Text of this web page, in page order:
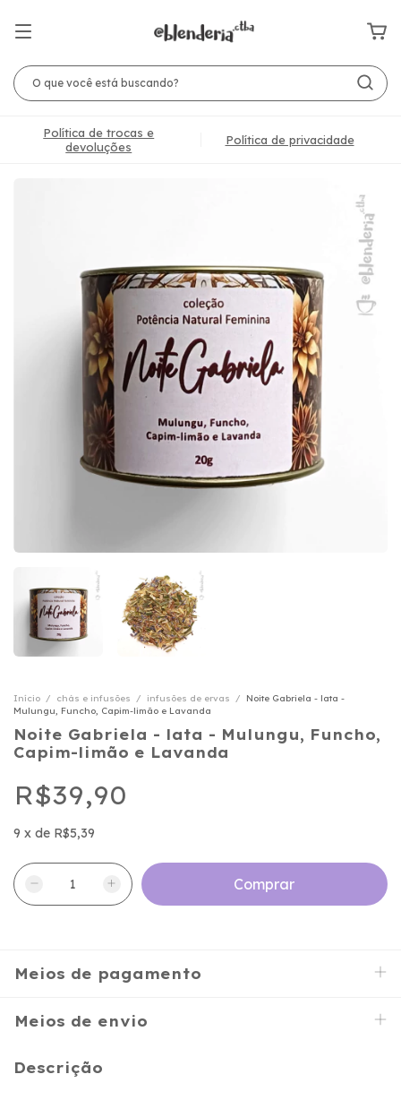
Política de trocas e
devoluções
Política de privacidade
Início / chás e infusões / infusões de ervas /
Noite Gabriela - lata -
Mulungu, Funcho, Capim-limão e Lavanda
Noite Gabriela - lata - Mulungu, Funcho,
Capim-limão e Lavanda
R$39,90
9 x de R$5,39
Meios de pagamento
Meios de envio
Descrição